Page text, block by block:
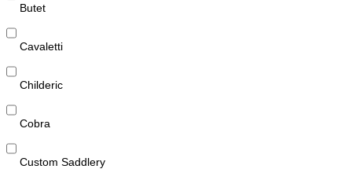
Butet
Cavaletti
Childeric
Cobra
Custom Saddlery